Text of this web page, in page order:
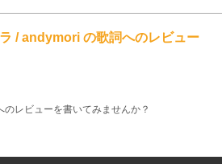
/ andymori の歌詞へのレビュー
のレビューを書いてみませんか？